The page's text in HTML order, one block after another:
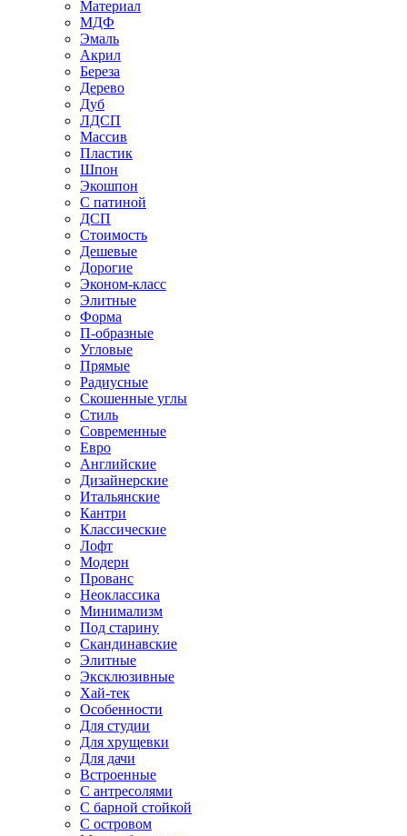
Материал
МДФ
Эмаль
Акрил
Береза
Дерево
Дуб
ЛДСП
Массив
Пластик
Шпон
Экошпон
С патиной
ДСП
Стоимость
Дешевые
Дорогие
Эконом-класс
Элитные
Форма
П-образные
Угловые
Прямые
Радиусные
Скошенные углы
Стиль
Современные
Евро
Английские
Дизайнерские
Итальянские
Кантри
Классические
Лофт
Модерн
Прованс
Неоклассика
Минимализм
Под старину
Скандинавские
Элитные
Эксклюзивные
Хай-тек
Особенности
Для студии
Для хрущевки
Для дачи
Встроенные
С антресолями
С барной стойкой
С островом